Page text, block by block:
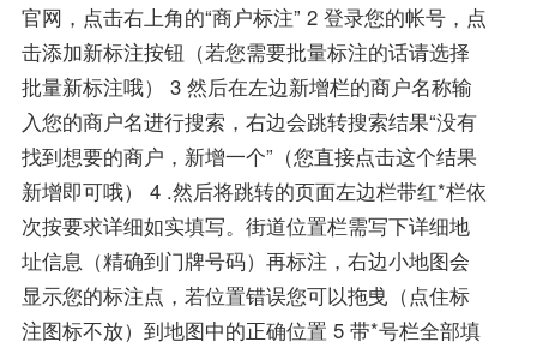
官网，点击右上角的“商户标注” 2 登录您的帐号，点
击添加新标注按钮（若您需要批量标注的话请选择
批量新标注哦） 3 然后在左边新增栏的商户名称输
入您的商户名进行搜索，右边会跳转搜索结果“没有
找到想要的商户，新增一个”（您直接点击这个结果
新增即可哦） 4 .然后将跳转的页面左边栏带红*栏依
次按要求详细如实填写。街道位置栏需写下详细地
址信息（精确到门牌号码）再标注，右边小地图会
显示您的标注点，若位置错误您可以拖曵（点住标
注图标不放）到地图中的正确位置 5 带*号栏全部填